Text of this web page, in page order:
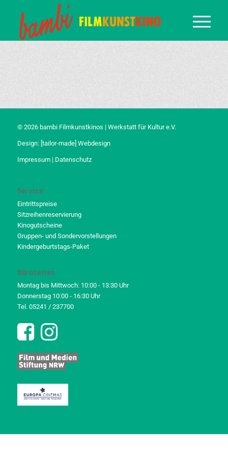
© 2026 bambi Filmkunstkinos | Werkstatt für Kultur e.V.
Design: [tailor-made] Webdesign
Impressum| Datenschutz
Service
Eintrittspreise
Sitzreihenreservierung
Kinogutscheine
Gruppen- und Sondervorstellungen
Kindergeburtstags-Paket
Bürozeiten
Montag bis Mittwoch: 10:00 - 13:30 Uhr
Donnerstag 10:00 - 16:30 Uhr
Tel. 05241 / 237700